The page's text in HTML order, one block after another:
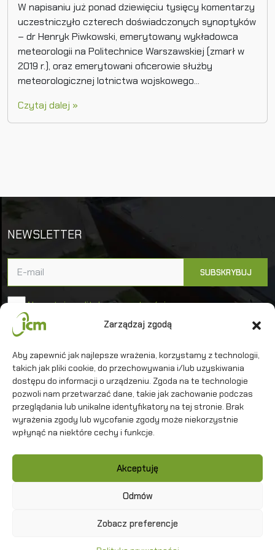
Zarządzaj zgodą
Aby zapewnić jak najlepsze wrażenia, korzystamy z technologii,
takich jak pliki cookie, do przechowywania i/lub uzyskiwania
dostępu do informacji o urządzeniu. Zgoda na te technologie
pozwoli nam przetwarzać dane, takie jak zachowanie podczas
przeglądania lub unikalne identyfikatory na tej stronie. Brak
wyrażenia zgody lub wycofanie zgody może niekorzystnie
wpłynąć na niektóre cechy i funkcje.
Akceptuję
Odmów
Zobacz preferencje
W napisaniu już ponad dziewięciu tysięcy komentarzy
uczestniczyło czterech doświadczonych synoptyków
– dr Henryk Piwkowski, emerytowany wykładowca
meteorologii na Politechnice Warszawskiej (zmarł w
2019 r.), oraz emerytowani oficerowie służby
meteorologicznej lotnictwa wojskowego...
Czytaj dalej »
NEWSLETTER
Akceptuję politykę prywatności
Uniwersytet Warszawski
Interdyscyplinarne Centrum Modelowania
Matematycznego i Komputerowego
Kontakt
Polityka prywatności
2026 ICM UW